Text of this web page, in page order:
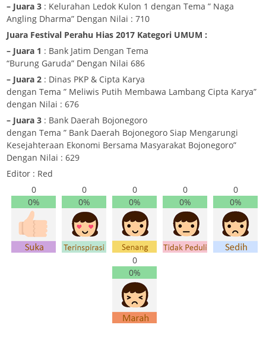
– Juara 3 : Kelurahan Ledok Kulon 1 dengan Tema ” Naga
Angling Dharma” Dengan Nilai : 710
Juara Festival Perahu Hias 2017 Kategori UMUM :
– Juara 1 : Bank Jatim Dengan Tema
“Burung Garuda” Dengan Nilai 686
– Juara 2 : Dinas PKP & Cipta Karya
dengan Tema ” Meliwis Putih Membawa Lambang Cipta Karya”
dengan Nilai : 676
– Juara 3 : Bank Daerah Bojonegoro
dengan Tema ” Bank Daerah Bojonegoro Siap Mengarungi
Kesejahteraan Ekonomi Bersama Masyarakat Bojonegoro”
Dengan Nilai : 629
Editor : Red
0
0%
0
0%
0
0%
0
0%
0
0%
0
0%